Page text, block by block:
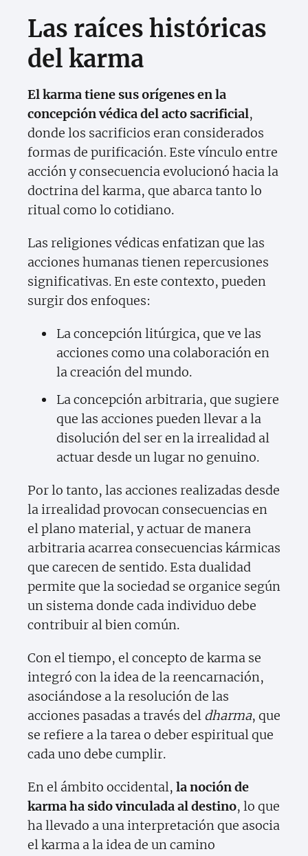
Las raíces históricas
del karma
El karma tiene sus orígenes en la
concepción védica del acto sacrificial,
donde los sacrificios eran considerados
formas de purificación. Este vínculo entre
acción y consecuencia evolucionó hacia la
doctrina del karma, que abarca tanto lo
ritual como lo cotidiano.
Las religiones védicas enfatizan que las
acciones humanas tienen repercusiones
significativas. En este contexto, pueden
surgir dos enfoques:
La concepción litúrgica, que ve las
acciones como una colaboración en
la creación del mundo.
La concepción arbitraria, que sugiere
que las acciones pueden llevar a la
disolución del ser en la irrealidad al
actuar desde un lugar no genuino.
Por lo tanto, las acciones realizadas desde
la irrealidad provocan consecuencias en
el plano material, y actuar de manera
arbitraria acarrea consecuencias kármicas
que carecen de sentido. Esta dualidad
permite que la sociedad se organice según
un sistema donde cada individuo debe
contribuir al bien común.
Con el tiempo, el concepto de karma se
integró con la idea de la reencarnación,
asociándose a la resolución de las
acciones pasadas a través del dharma, que
se refiere a la tarea o deber espiritual que
cada uno debe cumplir.
En el ámbito occidental, la noción de
karma ha sido vinculada al destino, lo que
ha llevado a una interpretación que asocia
el karma a la idea de un camino